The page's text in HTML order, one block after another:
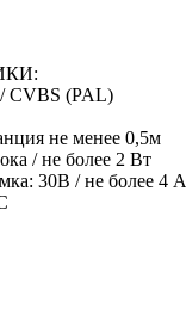
CVBS (PAL)
не менее 0,5м
/ не более 2 Вт
30В / не более 4 А